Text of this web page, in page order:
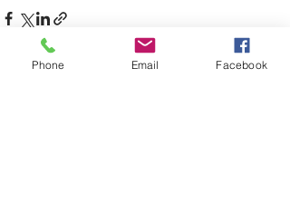
Phone Email Facebook